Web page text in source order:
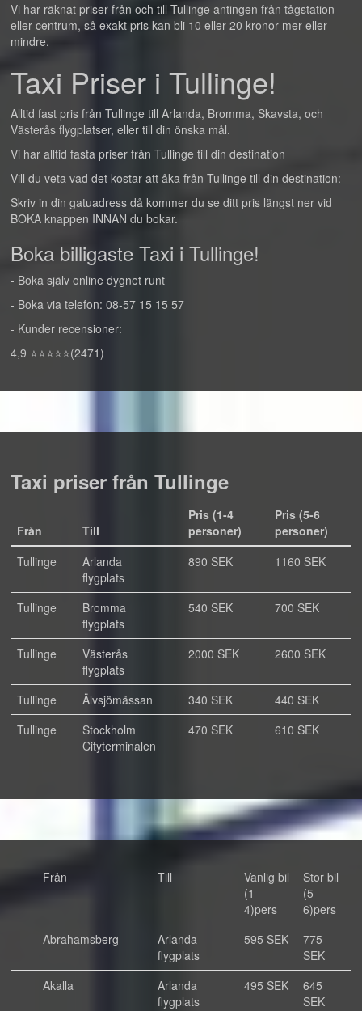
Vi har räknat priser från och till Tullinge antingen från tågstation
eller centrum, så exakt pris kan bli 10 eller 20 kronor mer eller
mindre.
Taxi Priser i Tullinge!
Alltid fast pris från Tullinge till Arlanda, Bromma, Skavsta, och
Västerås flygplatser, eller till din önska mål.
Vi har alltid fasta priser från Tullinge till din destination
Vill du veta vad det kostar att åka från Tullinge till din destination:
Skriv in din gatuadress då kommer du se ditt pris längst ner vid
BOKA knappen INNAN du bokar.
Boka billigaste Taxi i Tullinge!
- Boka själv online dygnet runt
- Boka via telefon: 08-57 15 15 57
- Kunder recensioner:
4,9 ⭐⭐⭐⭐⭐(2471)
Taxi priser från Tullinge
Från Till
Pris (1-4
personer)
Pris (5-6
personer)
Tullinge
Arlanda
flygplats
890 SEK 1160 SEK
Tullinge
Bromma
flygplats
540 SEK 700 SEK
Tullinge
Västerås
flygplats
2000 SEK 2600 SEK
Tullinge Älvsjömässan 340 SEK
440 SEK
Tullinge
Stockholm
Cityterminalen
470 SEK 610 SEK
Från Till
Vanlig bil
(1-
4)pers
Stor bil
(5-
6)pers
Abrahamsberg
Arlanda
flygplats
595 SEK
775
SEK
Akalla
Arlanda
flygplats
495 SEK
645
SEK